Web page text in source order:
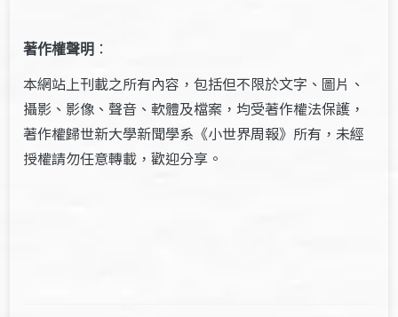
著作權聲明 ：
本網站上刊載之所有內容，包括但不限於文字、圖片、
攝影、影像、聲音、軟體及檔案，均受著作權法保護，
著作權歸世新大學新聞學系《小世界周報》所有，未經
授權請勿任意轉載，歡迎分享。